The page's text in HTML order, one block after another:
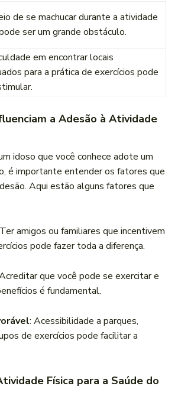
de se machucar durante a atividade
ser um grande obstáculo.
em encontrar locais
para a prática de exercícios pode
a Adesão à Atividade
idoso que você conhece adote um
é importante entender os fatores que
Aqui estão alguns fatores que
amigos ou familiares que incentivem
pode fazer toda a diferença.
que você pode se exercitar e
é fundamental.
: Acessibilidade a parques,
de exercícios pode facilitar a
Física para a Saúde do